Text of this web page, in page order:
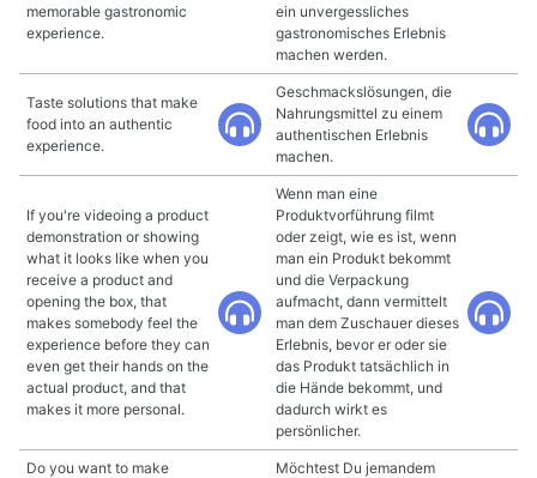
memorable gastronomic
experience.
ein unvergessliches
gastronomisches Erlebnis
machen werden.
Taste solutions that make
food into an authentic
experience.
Geschmackslösungen, die
Nahrungsmittel zu einem
authentischen Erlebnis
machen.
If you're videoing a product
demonstration or showing
what it looks like when you
receive a product and
opening the box, that
makes somebody feel the
experience before they can
even get their hands on the
actual product, and that
makes it more personal.
Wenn man eine
Produktvorführung filmt
oder zeigt, wie es ist, wenn
man ein Produkt bekommt
und die Verpackung
aufmacht, dann vermittelt
man dem Zuschauer dieses
Erlebnis, bevor er oder sie
das Produkt tatsächlich in
die Hände bekommt, und
dadurch wirkt es
persönlicher.
Do you want to make
Möchtest Du jemandem